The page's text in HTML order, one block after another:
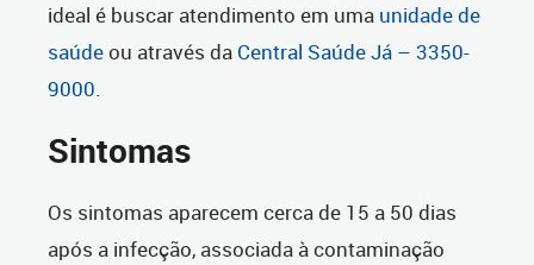
ideal é buscar atendimento em uma unidade de
saúdeou através da Central Saúde Já – 3350-
9000.
Sintomas
Os sintomas aparecem cerca de 15 a 50 dias
após a infecção, associada à contaminação